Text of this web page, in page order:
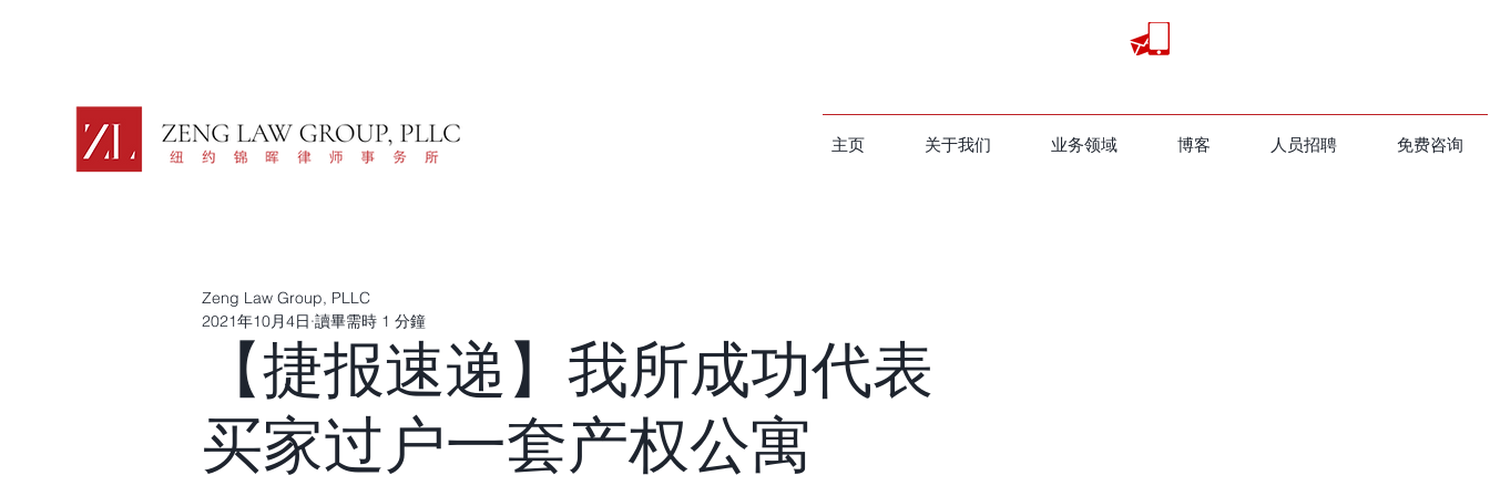
主页 关于我们 业务领域 ​博客 人员招聘 免费咨询
【捷报速递】我所成功代表
买家过户一套产权公寓
Zeng Law Group, PLLC
2021年10月4日 讀畢需時 1 分鐘